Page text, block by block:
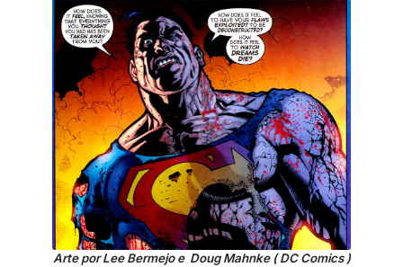
Arte por Lee Bermejo e Doug Mahnke ( DC Comics )